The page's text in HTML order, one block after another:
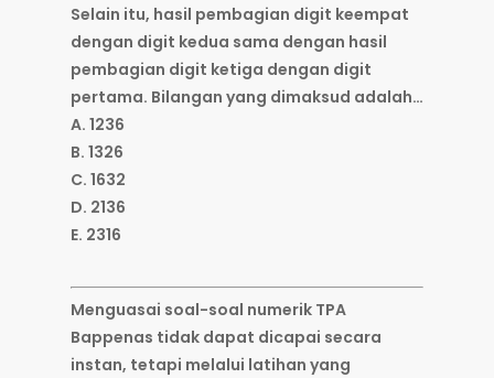
Selain itu, hasil pembagian digit keempat
dengan digit kedua sama dengan hasil
pembagian digit ketiga dengan digit
pertama. Bilangan yang dimaksud adalah…
A. 1236
B. 1326
C. 1632
D. 2136
E. 2316
Menguasai soal-soal numerik TPA
Bappenas tidak dapat dicapai secara
instan, tetapi melalui latihan yang